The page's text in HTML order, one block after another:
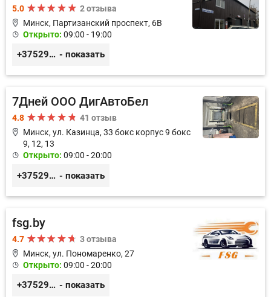
5.0
2 отзыва
Минск, Партизанский проспект, 6В
Открыто: 09:00 - 19:00
+375296035003 - показать
7Дней ООО ДигАвтоБел
4.8
41 отзыв
Минск, ул. Казинца, 33 бокс корпус 9 бокс
9, 12, 13
Открыто: 09:00 - 20:00
+375296518100 - показать
fsg.by
4.7
3 отзыва
Минск, ул. Пономаренко, 27
Открыто: 09:00 - 20:00
+375291882338 - показать